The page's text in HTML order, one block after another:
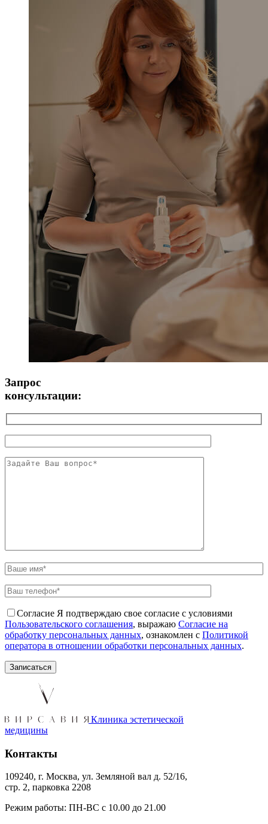
Запрос
консультации:
Согласие Я подтверждаю свое согласие с условиями
Пользовательского соглашения, выражаю Согласие на
обработку персональных данных, ознакомлен с Политикой
оператора в отношении обработки персональных данных.
Клиника эстетической
медицины
Контакты
109240, г. Москва, ул. Земляной вал д. 52/16,
стр. 2, парковка 2208
Режим работы: ПН-ВС с 10.00 до 21.00